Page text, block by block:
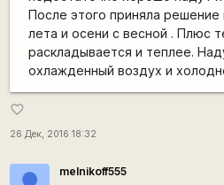
После этого приняла решение
лета и осени с весной . Плюс
раскладывается и теплее.
охлажденный воздух и
favorite_border
26 Дек, 2016 18:32
melnikoff555